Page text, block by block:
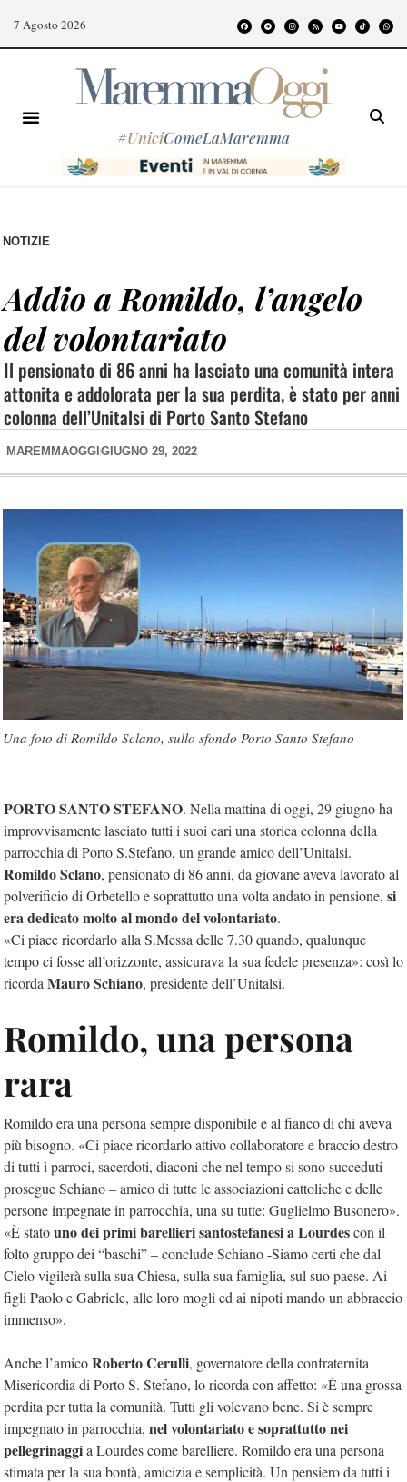
7 Agosto 2026
#UniciComeLaMaremma
NOTIZIE
Addio a Romildo, l’angelo
del volontariato
Il pensionato di 86 anni ha lasciato una comunità intera
attonita e addolorata per la sua perdita, è stato per anni
colonna dell’Unitalsi di Porto Santo Stefano
MAREMMAOGGI GIUGNO 29, 2022
Una foto di Romildo Sclano, sullo sfondo Porto Santo Stefano
PORTO SANTO STEFANO. Nella mattina di oggi, 29 giugno ha
improvvisamente lasciato tutti i suoi cari una storica colonna della
parrocchia di Porto S.Stefano, un grande amico dell’Unitalsi.
Romildo Sclano, pensionato di 86 anni, da giovane aveva lavorato al
polverificio di Orbetello e soprattutto una volta andato in pensione, si
era dedicato molto al mondo del volontariato.
«Ci piace ricordarlo alla S.Messa delle 7.30 quando, qualunque
tempo ci fosse all’orizzonte, assicurava la sua fedele presenza»: così lo
ricorda Mauro Schiano, presidente dell’Unitalsi.
Romildo, una persona
rara
Romildo era una persona sempre disponibile e al fianco di chi aveva
più bisogno. «Ci piace ricordarlo attivo collaboratore e braccio destro
di tutti i parroci, sacerdoti, diaconi che nel tempo si sono succeduti –
prosegue Schiano – amico di tutte le associazioni cattoliche e delle
persone impegnate in parrocchia, una su tutte: Guglielmo Busonero».
«È statouno dei primi barellieri santostefanesi a Lourdescon il
folto gruppo dei “baschi” – conclude Schiano -Siamo certi che dal
Cielo vigilerà sulla sua Chiesa, sulla sua famiglia, sul suo paese. Ai
figli Paolo e Gabriele, alle loro mogli ed ai nipoti mando un abbraccio
immenso».
Anche l’amicoRoberto Cerulli, governatore della confraternita
Misericordia di Porto S. Stefano, lo ricorda con affetto: «È una grossa
perdita per tutta la comunità. Tutti gli volevano bene. Si è sempre
impegnato in parrocchia, nel volontariato e soprattutto nei
pellegrinaggia Lourdes come barelliere. Romildo era una persona
stimata per la sua bontà, amicizia e semplicità. Un pensiero da tutti i